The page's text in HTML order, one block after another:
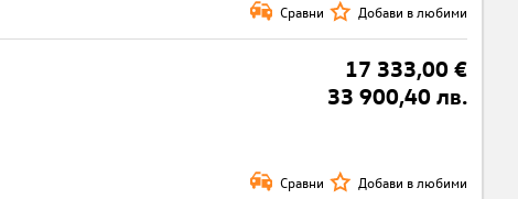
Сравни Добави в любими
17 333,00 €
33 900,40 лв.
Сравни Добави в любими